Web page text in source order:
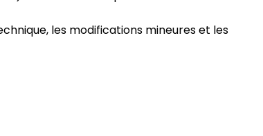
les modifications mineures et les